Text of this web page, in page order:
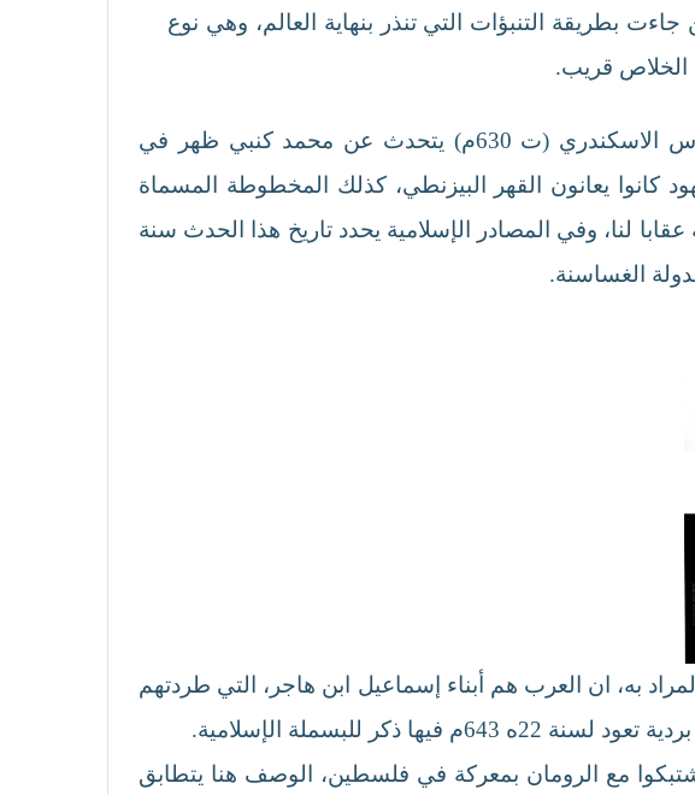
بطريقة التنبؤات التي تنذر بنهاية العالم، وهي نوع
الخلاص قريب.
بعدها ظهرت تحريرات لمدونات تاريخية ثبتت اخبار الدين الجديد، حيث نجد ستيفانوس الاسكندري (ت 630م) يتحدث عن محمد كنبي ظهر في
كانوا يعانون القهر البيزنطي، كذلك المخطوطة المسماة
عقابا لنا، وفي المصادر الإسلامية يحدد تاريخ هذا الحدث سنة
به، ان العرب هم أبناء إسماعيل ابن هاجر، التي طردتهم
فيها احداث سنة 634ه ان (عرب محمد) اشتبكوا مع الرومان بمعركة في فلسطين، الوصف هنا يتطابق